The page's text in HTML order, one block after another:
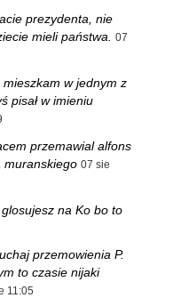
prezydenta, nie
mieli państwa. 07
w jednym z
pisał w imieniu
przemawial alfons
muranskiego 07 sie
na Ko bo to
przemowienia P.
to czasie nijaki
11:05